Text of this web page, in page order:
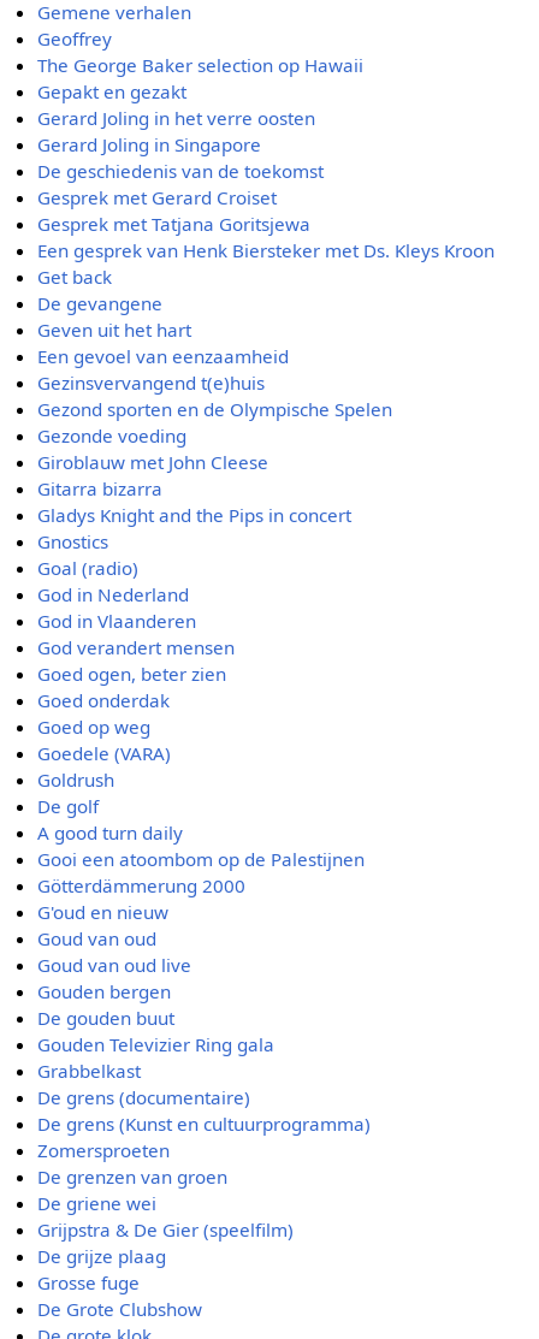
Gemene verhalen
Geoffrey
The George Baker selection op Hawaii
Gepakt en gezakt
Gerard Joling in het verre oosten
Gerard Joling in Singapore
De geschiedenis van de toekomst
Gesprek met Gerard Croiset
Gesprek met Tatjana Goritsjewa
Een gesprek van Henk Biersteker met Ds. Kleys Kroon
Get back
De gevangene
Geven uit het hart
Een gevoel van eenzaamheid
Gezinsvervangend t(e)huis
Gezond sporten en de Olympische Spelen
Gezonde voeding
Giroblauw met John Cleese
Gitarra bizarra
Gladys Knight and the Pips in concert
Gnostics
Goal (radio)
God in Nederland
God in Vlaanderen
God verandert mensen
Goed ogen, beter zien
Goed onderdak
Goed op weg
Goedele (VARA)
Goldrush
De golf
A good turn daily
Gooi een atoombom op de Palestijnen
Götterdämmerung 2000
G'oud en nieuw
Goud van oud
Goud van oud live
Gouden bergen
De gouden buut
Gouden Televizier Ring gala
Grabbelkast
De grens (documentaire)
De grens (Kunst en cultuurprogramma)
Zomersproeten
De grenzen van groen
De griene wei
Grijpstra & De Gier (speelfilm)
De grijze plaag
Grosse fuge
De Grote Clubshow